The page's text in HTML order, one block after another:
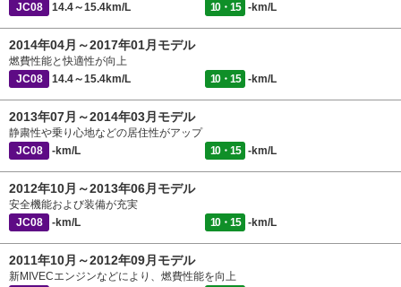
JC08
14.4～15.4km/L 10・15 -km/L
2014年04月～2017年01月モデル
燃費性能と快適性が向上
JC08
14.4～15.4km/L 10・15 -km/L
2013年07月～2014年03月モデル
静粛性や乗り心地などの居住性がアップ
JC08
-km/L 10・15 -km/L
2012年10月～2013年06月モデル
安全機能および装備が充実
JC08
-km/L 10・15 -km/L
2011年10月～2012年09月モデル
新MIVECエンジンなどにより、燃費性能を向上